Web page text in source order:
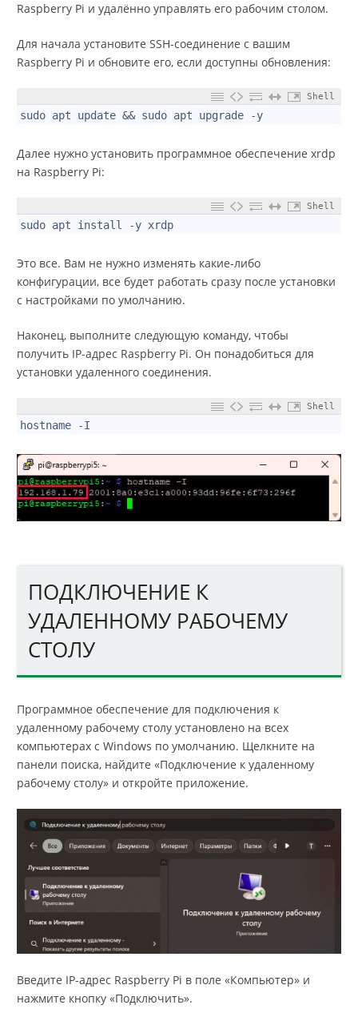
Raspberry Pi и удалённо управлять его рабочим столом.
Для начала установите SSH-соединение с вашим
Raspberry Pi и обновите его, если доступны обновления:
Shell
sudo apt update && sudo apt upgrade -y
Далее нужно установить программное обеспечение xrdp
на Raspberry Pi:
Shell
sudo apt install -y xrdp
Это все. Вам не нужно изменять какие-либо
конфигурации, все будет работать сразу после установки
с настройками по умолчанию.
Наконец, выполните следующую команду, чтобы
получить IP-адрес Raspberry Pi. Он понадобиться для
установки удаленного соединения.
Shell
hostname -I
ПОДКЛЮЧЕНИЕ К
УДАЛЕННОМУ РАБОЧЕМУ
СТОЛУ
Программное обеспечение для подключения к
удаленному рабочему столу установлено на всех
компьютерах с Windows по умолчанию. Щелкните на
панели поиска, найдите «Подключение к удаленному
рабочему столу» и откройте приложение.
Введите IP-адрес Raspberry Pi в поле «Компьютер» и
нажмите кнопку «Подключить».